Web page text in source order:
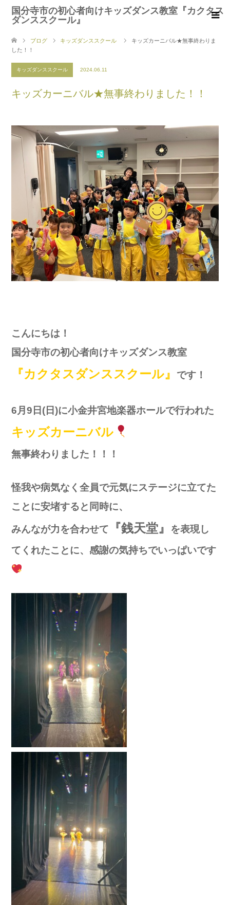
国分寺市の初心者向けキッズダンス教室『カクタス
ダンススクール』
ブログ キッズダンススクール
キッズカーニバル★無事終わりま
した！！
キッズダンススクール 2024.06.11
キッズカーニバル★無事終わりました！！
こんにちは！
国分寺市の初心者向けキッズダンス教室
『カクタスダンススクール』 です！
6月9日(日)に小金井宮地楽器ホールで行われた
キッズカーニバル
無事終わりました！！！
怪我や病気なく全員で元気にステージに立てた
ことに安堵すると同時に、
みんなが力を合わせて 『銭天堂』
を表現し
てくれたことに、感謝の気持ちでいっぱいです